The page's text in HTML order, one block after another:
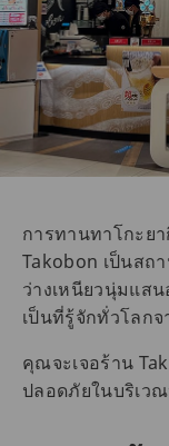
การทานทาโกะย
Takobon เป็นสถ
ว่างเหนียวนุ่มแส
เป็นที่รู้จักทั่วโลก
คุณจะเจอร้าน
ปลอดภัยในบริเว